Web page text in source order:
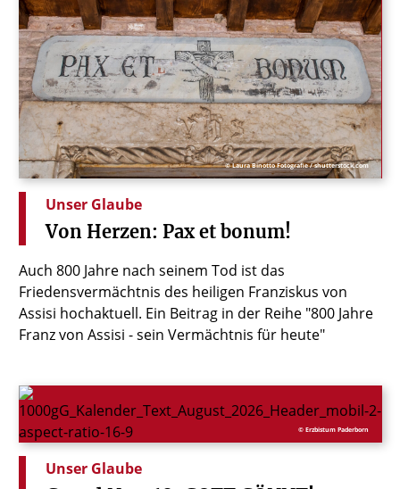
© Laura Binotto Fotografie / shutterstock.com
Unser Glaube
Von Herzen: Pax et bonum!
Auch 800 Jahre nach seinem Tod ist das
Friedensvermächtnis des heiligen Franziskus von
Assisi hochaktuell. Ein Beitrag in der Reihe "800 Jahre
Franz von Assisi - sein Vermächtnis für heute"
© Erzbistum Paderborn
Unser Glaube